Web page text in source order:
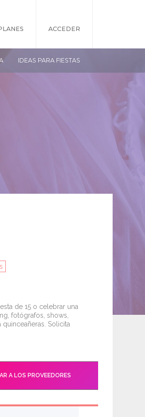
ACCEDER
IDEAS PARA FIESTAS
de 15 o celebrar una
fotógrafos, shows,
Solicita
A LOS PROVEEDORES